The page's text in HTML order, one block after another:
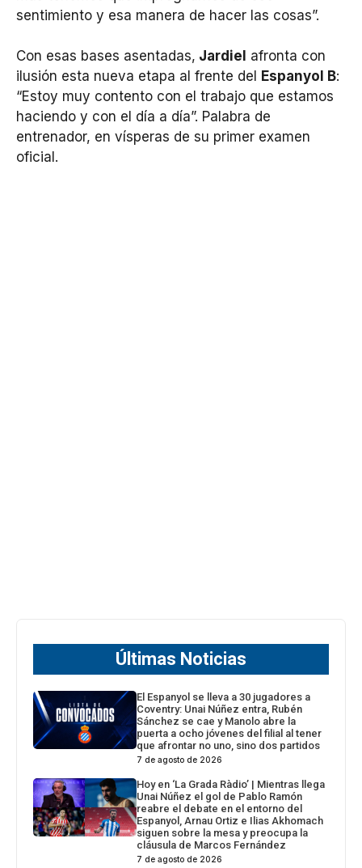
sentimiento y esa manera de hacer las cosas”.
Con esas bases asentadas, Jardiel afronta con
ilusión esta nueva etapa al frente del
Espanyol B:
“Estoy muy contento con el trabajo que estamos
haciendo y con el día a día”. Palabra de
entrenador, en vísperas de su primer examen
oficial.
Últimas Noticias
El Espanyol se lleva a 30 jugadores a
Coventry: Unai Núñez entra, Rubén
Sánchez se cae y Manolo abre la
puerta a ocho jóvenes del filial al tener
que afrontar no uno, sino dos partidos
7 de agosto de 2026
Hoy en ‘La Grada Ràdio’ | Mientras llega
Unai Núñez el gol de Pablo Ramón
reabre el debate en el entorno del
Espanyol, Arnau Ortiz e Ilias Akhomach
siguen sobre la mesa y preocupa la
cláusula de Marcos Fernández
7 de agosto de 2026